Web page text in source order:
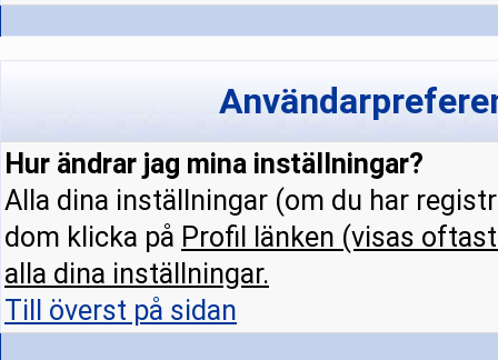
Hur ändrar jag mina inställningar?
Alla dina inställningar (om du har
dom klicka på Profil
länken (visas
alla dina inställningar.
Till överst på sidan